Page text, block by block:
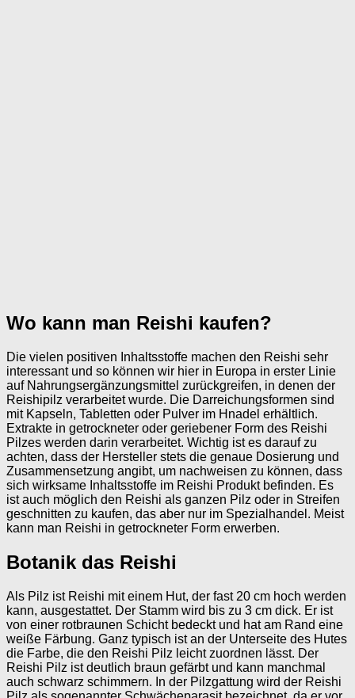
Wo kann man Reishi kaufen?
Die vielen positiven Inhaltsstoffe machen den Reishi sehr
interessant und so können wir hier in Europa in erster Linie
auf Nahrungsergänzungsmittel zurückgreifen, in denen der
Reishipilz verarbeitet wurde. Die Darreichungsformen sind
mit Kapseln, Tabletten oder Pulver im Hnadel erhältlich.
Extrakte in getrockneter oder geriebener Form des Reishi
Pilzes werden darin verarbeitet. Wichtig ist es darauf zu
achten, dass der Hersteller stets die genaue Dosierung und
Zusammensetzung angibt, um nachweisen zu können, dass
sich wirksame Inhaltsstoffe im Reishi Produkt befinden. Es
ist auch möglich den Reishi als ganzen Pilz oder in Streifen
geschnitten zu kaufen, das aber nur im Spezialhandel. Meist
kann man Reishi in getrockneter Form erwerben.
Botanik das Reishi
Als Pilz ist Reishi mit einem Hut, der fast 20 cm hoch werden
kann, ausgestattet. Der Stamm wird bis zu 3 cm dick. Er ist
von einer rotbraunen Schicht bedeckt und hat am Rand eine
weiße Färbung. Ganz typisch ist an der Unterseite des Hutes
die Farbe, die den Reishi Pilz leicht zuordnen lässt. Der
Reishi Pilz ist deutlich braun gefärbt und kann manchmal
auch schwarz schimmern. In der Pilzgattung wird der Reishi